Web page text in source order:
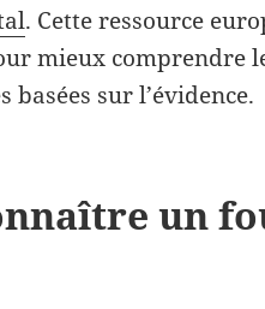
. Cette ressource
mieux comprendre
sur l’évidence.
un